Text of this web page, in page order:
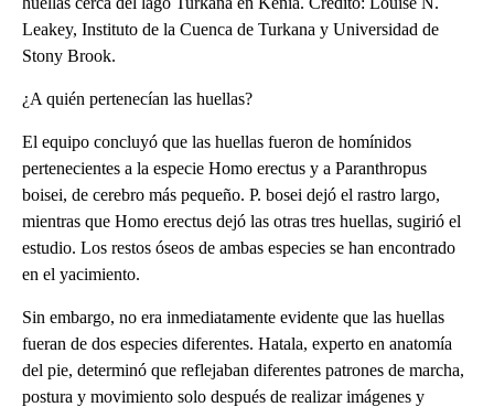
Leakey, Instituto de la Cuenca de Turkana y Universidad de
Stony Brook.
¿A quién pertenecían las huellas?
El equipo concluyó que las huellas fueron de homínidos
pertenecientes a la especie Homo erectus y a Paranthropus
boisei, de cerebro más pequeño. P. bosei dejó el rastro largo,
mientras que Homo erectus dejó las otras tres huellas, sugirió el
estudio. Los restos óseos de ambas especies se han encontrado
en el yacimiento.
Sin embargo, no era inmediatamente evidente que las huellas
fueran de dos especies diferentes. Hatala, experto en anatomía
del pie, determinó que reflejaban diferentes patrones de marcha,
postura y movimiento solo después de realizar imágenes y